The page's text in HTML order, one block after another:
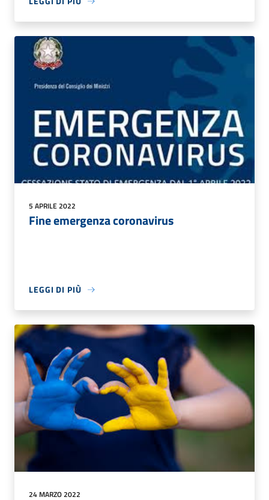
5 APRILE 2022
Fine emergenza coronavirus
LEGGI DI PIÙ
24 MARZO 2022